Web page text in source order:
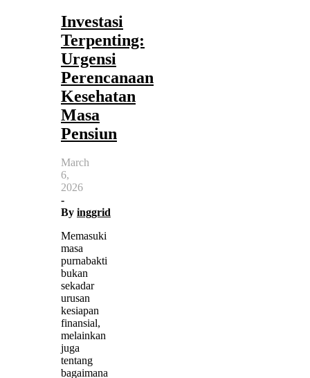
Investasi
Terpenting:
Urgensi
Perencanaan
Kesehatan
Masa
Pensiun
March
6,
2026
-
By inggrid
Memasuki
masa
purnabakti
bukan
sekadar
urusan
kesiapan
finansial,
melainkan
juga
tentang
bagaimana